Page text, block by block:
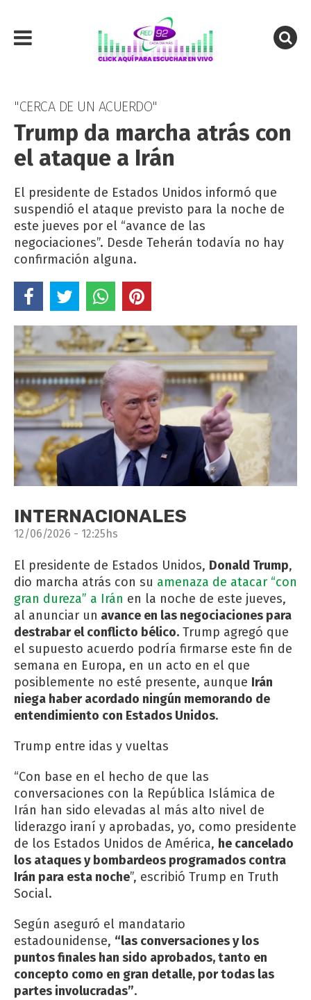
"CERCA DE UN ACUERDO"
Trump da marcha atrás con
el ataque a Irán
El presidente de Estados Unidos informó que
suspendió el ataque previsto para la noche de
este jueves por el “avance de las
negociaciones”. Desde Teherán todavía no hay
confirmación alguna.
INTERNACIONALES
12/06/2026 - 12:25hs
El presidente de Estados Unidos, Donald Trump,
dio marcha atrás con su amenaza de atacar “con
gran dureza” a Irán en la noche de este jueves,
al anunciar un avance en las negociaciones para
destrabar el conflicto bélico. Trump agregó que
el supuesto acuerdo podría firmarse este fin de
semana en Europa, en un acto en el que
posiblemente no esté presente, aunque Irán
niega haber acordado ningún memorando de
entendimiento con Estados Unidos.
Trump entre idas y vueltas
“Con base en el hecho de que las
conversaciones con la República Islámica de
Irán han sido elevadas al más alto nivel de
liderazgo iraní y aprobadas, yo, como presidente
de los Estados Unidos de América, he cancelado
los ataques y bombardeos programados contra
Irán para esta noche”, escribió Trump en Truth
Social.
Según aseguró el mandatario
estadounidense, “las conversaciones y los
puntos finales han sido aprobados, tanto en
concepto como en gran detalle, por todas las
partes involucradas”.